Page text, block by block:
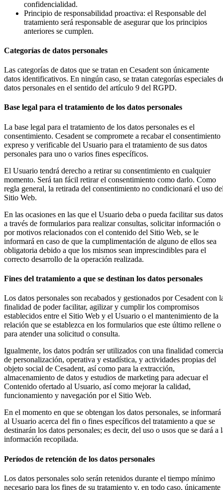
confidencialidad.
Principio de responsabilidad proactiva: el Responsable del
tratamiento será responsable de asegurar que los principios
anteriores se cumplen.
Categorías de datos personales
Las categorías de datos que se tratan en Cesadent son únicamente
datos identificativos. En ningún caso, se tratan categorías especiales
datos personales en el sentido del artículo 9 del RGPD.
Base legal para el tratamiento de los datos personales
La base legal para el tratamiento de los datos personales es el
consentimiento. Cesadent se compromete a recabar el consentimiento
expreso y verificable del Usuario para el tratamiento de sus datos
personales para uno o varios fines específicos.
El Usuario tendrá derecho a retirar su consentimiento en cualquier
momento. Será tan fácil retirar el consentimiento como darlo. Como
regla general, la retirada del consentimiento no condicionará el uso
Sitio Web.
En las ocasiones en las que el Usuario deba o pueda facilitar sus datos
a través de formularios para realizar consultas, solicitar información o
por motivos relacionados con el contenido del Sitio Web, se le
informará en caso de que la cumplimentación de alguno de ellos sea
obligatoria debido a que los mismos sean imprescindibles para el
correcto desarrollo de la operación realizada.
Fines del tratamiento a que se destinan los datos personales
Los datos personales son recabados y gestionados por Cesadent con
finalidad de poder facilitar, agilizar y cumplir los compromisos
establecidos entre el Sitio Web y el Usuario o el mantenimiento de la
relación que se establezca en los formularios que este último rellene o
para atender una solicitud o consulta.
Igualmente, los datos podrán ser utilizados con una finalidad
de personalización, operativa y estadística, y actividades propias del
objeto social de Cesadent, así como para la extracción,
almacenamiento de datos y estudios de marketing para adecuar el
Contenido ofertado al Usuario, así como mejorar la calidad,
funcionamiento y navegación por el Sitio Web.
En el momento en que se obtengan los datos personales, se informará
al Usuario acerca del fin o fines específicos del tratamiento a que se
destinarán los datos personales; es decir, del uso o usos que se dará a
información recopilada.
Períodos de retención de los datos personales
Los datos personales solo serán retenidos durante el tiempo mínimo
necesario para los fines de su tratamiento y, en todo caso, únicamente